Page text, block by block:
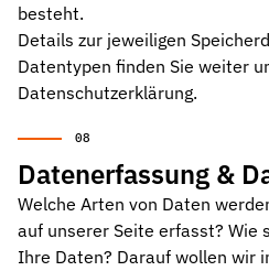
besteht.
Details zur jeweiligen
Datentypen finden Sie weiter
Datenschutzerklärung.
Datenerfassung &
Welche Arten von Daten
auf unserer Seite erfasst? Wie
Ihre Daten? Darauf wollen wir